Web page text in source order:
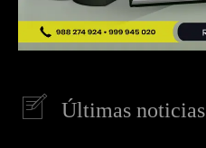
Últimas noticias